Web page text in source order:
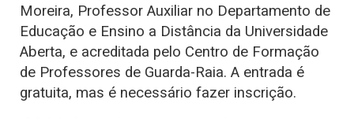
Moreira, Professor Auxiliar no Departamento de
Educação e Ensino a Distância da Universidade
Aberta, e acreditada pelo Centro de Formação
de Professores de Guarda-Raia. A entrada é
gratuita, mas é necessário fazer inscrição.